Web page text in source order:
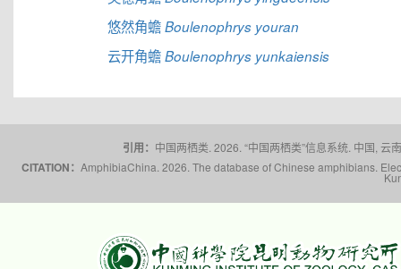
悠然角蟾Boulenophrys youran
云开角蟾Boulenophrys yunkaiensis
引用： 中国两栖类. 2026. “中国两栖类”信息系统. 中国,
CITATION： AmphibiaChina. 2026. The database of Chinese amphibians.